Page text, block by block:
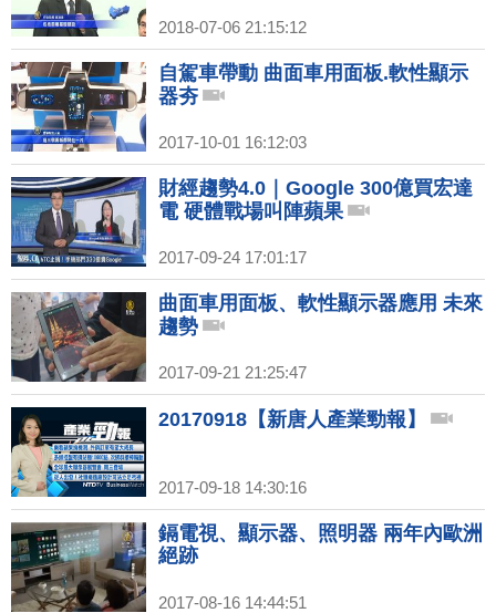
2018-07-06 21:15:12
自駕車帶動 曲面車用面板.軟性顯示
器夯
2017-10-01 16:12:03
財經趨勢4.0｜Google 300億買宏達
電 硬體戰場叫陣蘋果
2017-09-24 17:01:17
曲面車用面板、軟性顯示器應用 未來
趨勢
2017-09-21 21:25:47
20170918【新唐人產業勁報】
2017-09-18 14:30:16
鎘電視、顯示器、照明器 兩年內歐洲
絕跡
2017-08-16 14:44:51